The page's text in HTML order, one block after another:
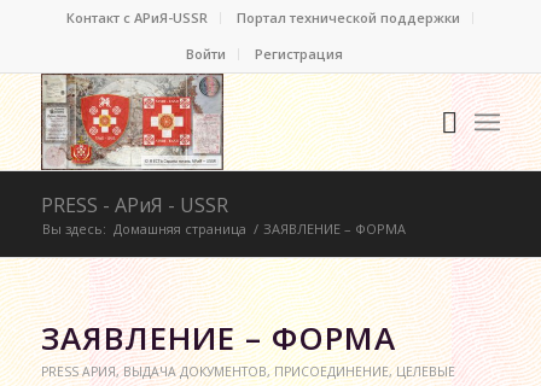
Контакт c АРиЯ-USSR
Портал технической поддержки
Войти
Регистрация
PRESS - АРиЯ - USSR
Вы здесь: Домашняя страница / ЗАЯВЛЕНИЕ – ФОРМА
ЗАЯВЛЕНИЕ – ФОРМА
PRESS АРИЯ,ВЫДАЧА ДОКУМЕНТОВ,ПРИСОЕДИНЕНИЕ,ЦЕЛЕВЫЕ